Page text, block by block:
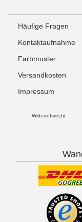
Häufige Fragen
Kontaktaufnahme
Farbmuster
Versandkosten
Impressum
Widerrufsrecht